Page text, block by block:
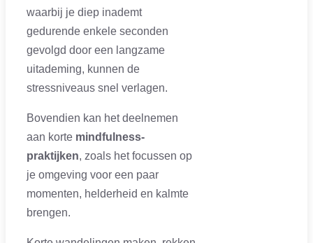
waarbij je diep inademt
gedurende enkele seconden
gevolgd door een langzame
uitademing, kunnen de
stressniveaus snel verlagen.
Bovendien kan het deelnemen
aan korte mindfulness-
praktijken, zoals het focussen op
je omgeving voor een paar
momenten, helderheid en kalmte
brengen.